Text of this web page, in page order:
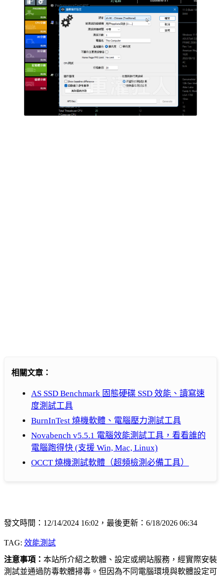
相關文章：
AS SSD Benchmark 固態硬碟 SSD 效能、讀寫速
度測試工具
BurnInTest 燒機軟體、電腦壓力測試工具
Novabench v5.5.1 電腦效能測試工具，看看誰的
電腦跑得快 (支援 Win, Mac, Linux)
OCCT 燒機測試軟體（超頻檢測必備工具）
發文時間：12/14/2024 16:02，最後更新：6/18/2026 06:34
TAG: 效能測試
注意事項： 本站所介紹之軟體、設定或網站服務，經實際安裝
測試並通過防毒軟體掃毒。但因為不同電腦環境與軟體設定可